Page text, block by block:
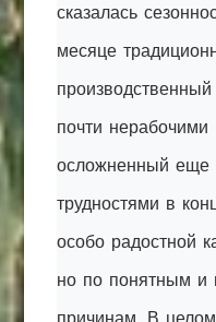
сказалась
месяце
почти нерабочими
осложненный еще
трудностями в
особо радостной
но по понятным и
причинам. В